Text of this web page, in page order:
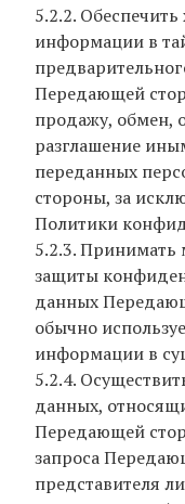
5.2.2.
информации в
Передающей
продажу, обмен,
разглашение
переданных
стороны, за
Политики
5.2.3. Принимать
защиты
данных
обычно
информации в
5.2.4.
данных,
Передающей
запроса
представителя